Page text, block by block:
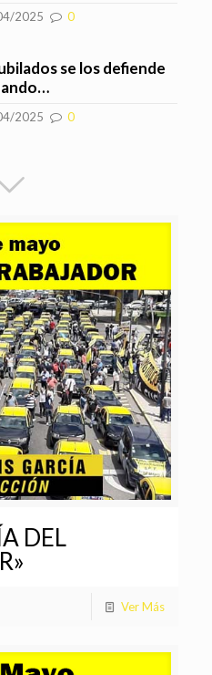
2025 0
se los defiende
2025 0
DEL
Ver Más